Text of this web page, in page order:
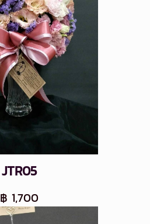
JTR05
฿ 1,700